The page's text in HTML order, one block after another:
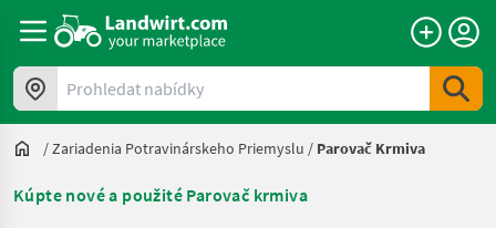
Prohledat nabídky
/Zariadenia Potravinárskeho Priemyslu / Parovač Krmiva
Kúpte nové a použité Parovač krmiva